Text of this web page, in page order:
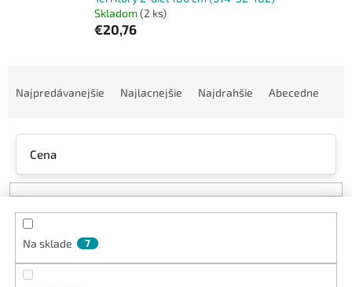
Skladom(2 ks)
€20,76
n
p
Najpredávanejšie Najlacnejšie Najdrahšie Abecedne
Cena
Na sklade 7